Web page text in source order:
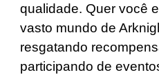
qualidade. Quer você
vasto mundo de
resgatando
participando de